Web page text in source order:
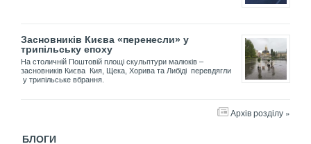
Засновників Києва «перенесли» у
трипільську епоху
На столичній Поштовій площі скульптури малюків –
засновників Києва Кия, Щека, Хорива та Либіді перевдягли
у трипільське вбрання.
Архів розділу »
БЛОГИ